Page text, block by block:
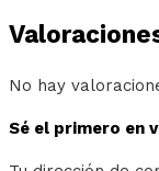
No hay
Sé el primero en